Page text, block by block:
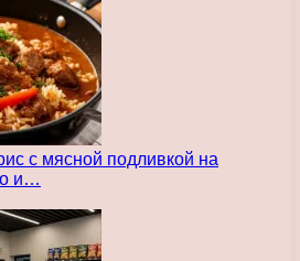
с мясной подливкой на
и…